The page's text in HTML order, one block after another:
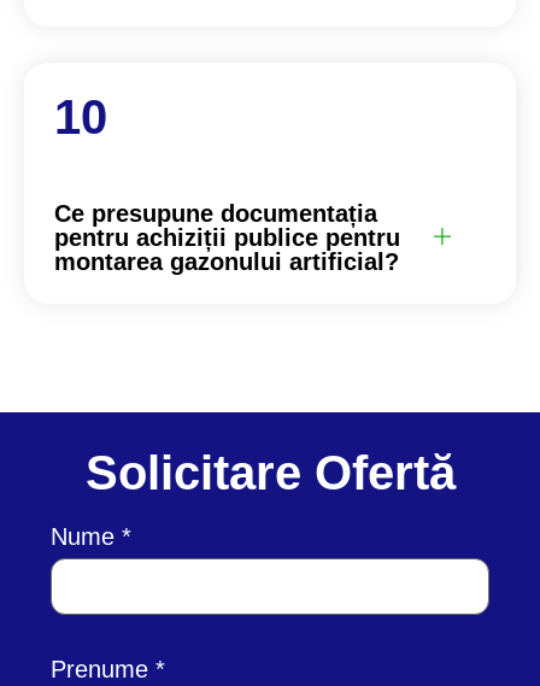
Ce presupune documentația
pentru achiziții publice pentru
montarea gazonului artificial?
Solicitare Ofertă
Nume
Prenume